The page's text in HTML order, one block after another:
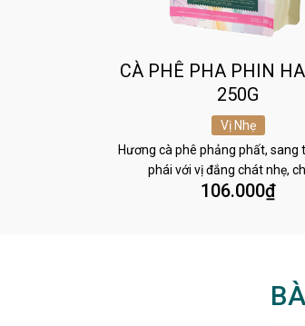
CÀ PHÊ PHA PHIN
250G
Vị Nhẹ
Hương cà phê phảng phất, sang
phái với vị đắng chát nhẹ,
106.000₫